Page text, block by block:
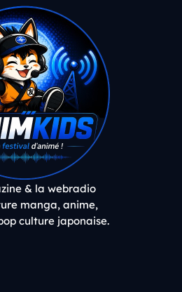
& la webradio
manga, anime,
culture japonaise.